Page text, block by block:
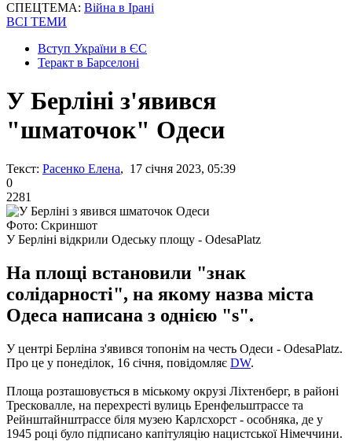
СПЕЦТЕМА: Війна в Ірані
ВСІ ТЕМИ
Вступ України в ЄС
Теракт в Барселоні
У Берліні з'явився
"шматочок" Одеси
Текст: Расенко Елена, 17 січня 2023, 05:39
0
2281
Фото: Скриншот
У Берліні відкрили Одеську площу - OdesaPlatz
На площі встановили "знак
солідарності", на якому назва міста
Одеса написана з однією "s".
У центрі Берліна з'явився топонім на честь Одеси - OdesaРlatz.
Про це у понеділок, 16 січня, повідомляє DW.
Площа розташовується в міському окрузі Ліхтенберг, в районі
Тресковалле, на перехресті вулиць Еренфельштрассе та
Рейнштайнштрассе біля музею Карлсхорст - особняка, де у
1945 році було підписано капітуляцію нацистської Німеччини.